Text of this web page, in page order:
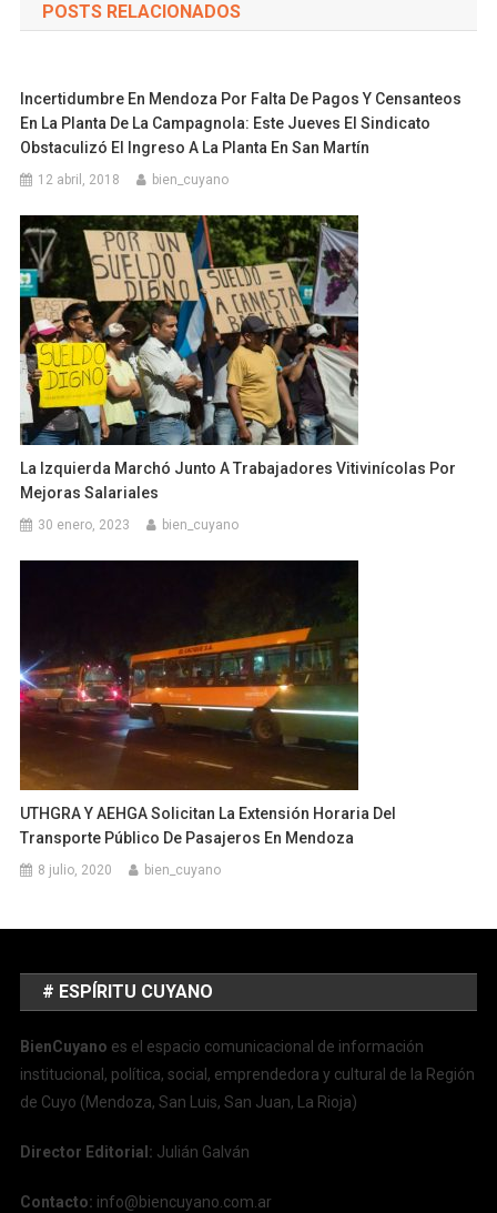
POSTS RELACIONADOS
Incertidumbre En Mendoza Por Falta De Pagos Y Censanteos
En La Planta De La Campagnola: Este Jueves El Sindicato
Obstaculizó El Ingreso A La Planta En San Martín
12 abril, 2018 bien_cuyano
La Izquierda Marchó Junto A Trabajadores Vitivinícolas Por
Mejoras Salariales
30 enero, 2023 bien_cuyano
UTHGRA Y AEHGA Solicitan La Extensión Horaria Del
Transporte Público De Pasajeros En Mendoza
8 julio, 2020 bien_cuyano
# ESPÍRITU CUYANO
BienCuyano es el espacio comunicacional de información
institucional, política, social, emprendedora y cultural de la Región
de Cuyo (Mendoza, San Luis, San Juan, La Rioja)
Director Editorial: Julián Galván
Contacto: info@biencuyano.com.ar